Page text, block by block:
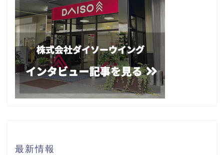
最新情報